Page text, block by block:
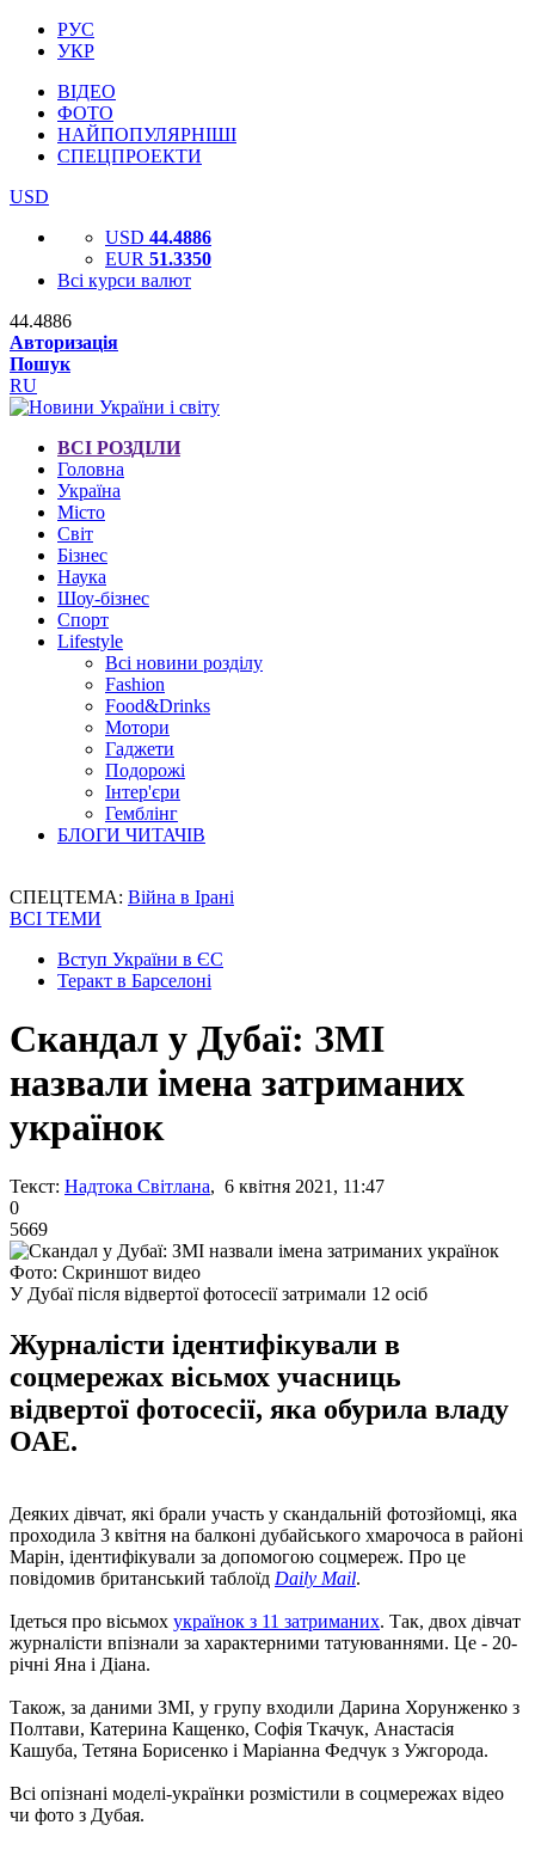
РУС
УКР
ВІДЕО
ФОТО
НАЙПОПУЛЯРНІШІ
СПЕЦПРОЕКТИ
USD
USD 44.4886
EUR 51.3350
Всі курси валют
44.4886
Авторизація
Пошук
RU
ВСІ РОЗДІЛИ
Головна
Україна
Місто
Світ
Бізнес
Наука
Шоу-бізнес
Спорт
Lifestyle
Всі новини розділу
Fashion
Food&Drinks
Мотори
Гаджети
Подорожі
Інтер'єри
Гемблінг
БЛОГИ ЧИТАЧІВ
СПЕЦТЕМА: Війна в Ірані
ВСІ ТЕМИ
Вступ України в ЄС
Теракт в Барселоні
Скандал у Дубаї: ЗМІ
назвали імена затриманих
українок
Текст: Надтока Світлана, 6 квітня 2021, 11:47
0
5669
Фото: Скриншот видео
У Дубаї після відвертої фотосесії затримали 12 осіб
Журналісти ідентифікували в
соцмережах вісьмох учасниць
відвертої фотосесії, яка обурила владу
ОАЕ.
Деяких дівчат, які брали участь у скандальній фотозйомці, яка
проходила 3 ​​квітня на балконі дубайського хмарочоса в районі
Марін, ідентифікували за допомогою соцмереж. Про це
повідомив британський таблоїд Daily Mail.
Ідеться про вісьмох українок з 11 затриманих. Так, двох дівчат
журналісти впізнали за характерними татуюваннями. Це - 20-
річні Яна і Діана.
Також, за даними ЗМІ, у групу входили Дарина Хорунженко з
Полтави, Катерина Кащенко, Софія Ткачук, Анастасія
Кашуба, Тетяна Борисенко і Маріанна Федчук з Ужгорода.
Всі опізнані моделі-українки розмістили в соцмережах відео
чи фото з Дубая.